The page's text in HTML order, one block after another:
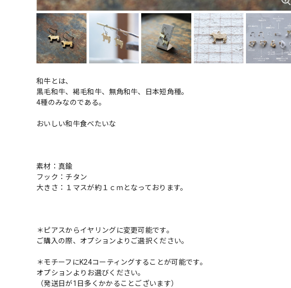
和牛とは、
黒毛和牛、褐毛和牛、無角和牛、日本短角種。
4種のみなのである。
おいしい和牛食べたいな
素材：真鍮
フック：チタン
大きさ：１マスが約１ｃｍとなっております。
＊ピアスからイヤリングに変更可能です。
ご購入の際、オプションよりご選択ください。
＊モチーフにK24コーティングすることが可能です。
オプションよりお選びください。
（発送日が1日多くかかることございます）